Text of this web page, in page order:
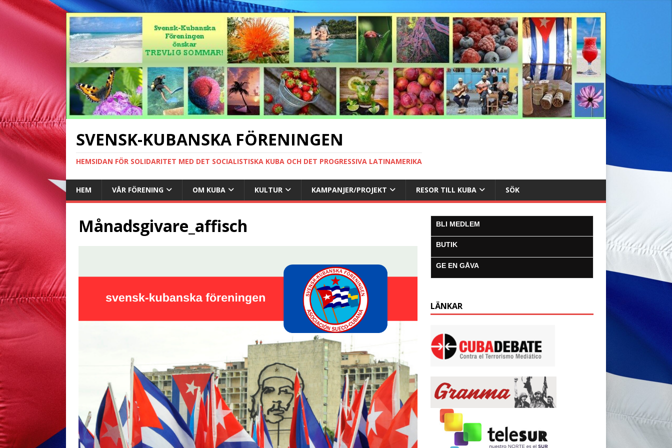
SVENSK-KUBANSKA FÖRENINGEN
HEMSIDAN FÖR SOLIDARITET MED DET SOCIALISTISKA KUBA OCH DET PROGRESSIVA LATINAMERIKA
HEM VÅR FÖRENING OM KUBA KULTUR KAMPANJER/PROJEKT RESOR TILL KUBA SÖK
Månadsgivare_affisch BLI MEDLEM
BUTIK
GE EN GÅVA
LÄNKAR